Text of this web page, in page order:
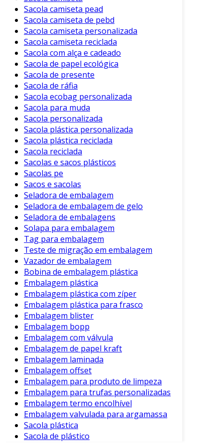
Sacola camiseta pead
Sacola camiseta de pebd
Sacola camiseta personalizada
Sacola camiseta reciclada
Sacola com alça e cadeado
Sacola de papel ecológica
Sacola de presente
Sacola de ráfia
Sacola ecobag personalizada
Sacola para muda
Sacola personalizada
Sacola plástica personalizada
Sacola plástica reciclada
Sacola reciclada
Sacolas e sacos plásticos
Sacolas pe
Sacos e sacolas
Seladora de embalagem
Seladora de embalagem de gelo
Seladora de embalagens
Solapa para embalagem
Tag para embalagem
Teste de migração em embalagem
Vazador de embalagem
Bobina de embalagem plástica
Embalagem plástica
Embalagem plástica com zíper
Embalagem plástica para frasco
Embalagem blister
Embalagem bopp
Embalagem com válvula
Embalagem de papel kraft
Embalagem laminada
Embalagem offset
Embalagem para produto de limpeza
Embalagem para trufas personalizadas
Embalagem termo encolhível
Embalagem valvulada para argamassa
Sacola plástica
Sacola de plástico